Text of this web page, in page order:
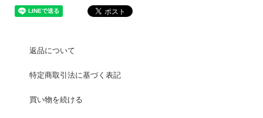
返品について
特定商取引法に基づく表記
買い物を続ける